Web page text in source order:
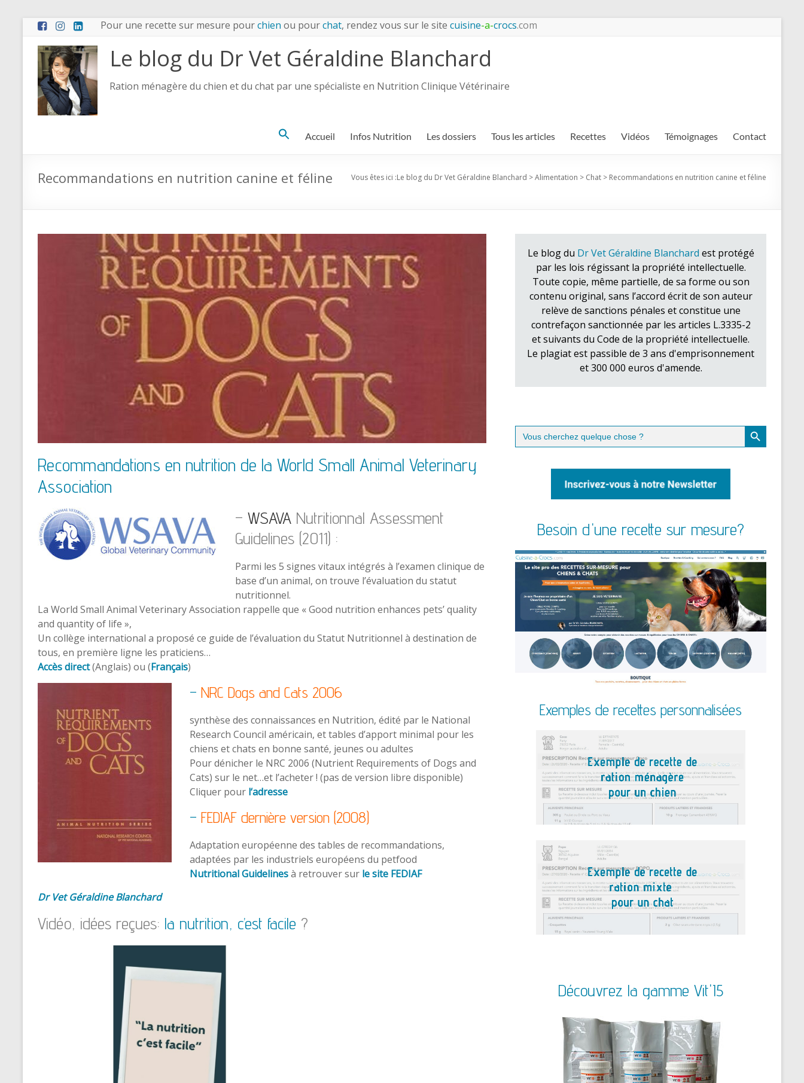
Aller
contenu
Pour une recette sur mesure pourchien ou pourchat, rendez vous sur le site cuisine-a-crocs.com
Le blog du Dr Vet Géraldine Blanchard
Ration ménagère du chien et du chat par une spécialiste en Nutrition Clinique Vétérinaire
Search Accueil Infos Nutrition Les dossiers Tous les articles Recettes Vidéos Témoignages Contact
Recommandations en nutrition canine et féline Vous êtes ici :Le blog du Dr Vet Géraldine Blanchard >Alimentation > Chat > Recommandations en nutrition canine et féline
Recommandations en nutrition de la World Small Animal Veterinary
Association
– WSAVA Nutritionnal Assessment
Guidelines (2011) :
Parmi les 5 signes vitaux intégrés à l’examen clinique de
base d’un animal, on trouve l’évaluation du statut
nutritionnel.
La World Small Animal Veterinary Association rappelle que « Good nutrition enhances pets’ quality
and quantity of life »,
Un collège international a proposé ce guide de l’évaluation du Statut Nutritionnel à destination de
tous, en première ligne les praticiens…
Accès direct(Anglais) ou (Français)
– NRC Dogs and Cats 2006
synthèse des connaissances en Nutrition, édité par le National
Research Council américain, et tables d’apport minimal pour les
chiens et chats en bonne santé, jeunes ou adultes
Pour dénicher le NRC 2006 (Nutrient Requirements of Dogs and
Cats) sur le net…et l’acheter ! (pas de version libre disponible)
Cliquer pour l‘adresse
– FEDIAF dernière version (2008)
Adaptation européenne des tables de recommandations,
adaptées par les industriels européens du petfood
Nutritional Guidelinesà retrouver sur le site FEDIAF
Dr Vet Géraldine Blanchard
Vidéo, idées reçues: la nutrition, c’est facile ?
Le blog du Dr Vet Géraldine Blanchard est protégé
par les lois régissant la propriété intellectuelle.
Toute copie, même partielle, de sa forme ou son
contenu original, sans l’accord écrit de son auteur
relève de sanctions pénales et constitue une
contrefaçon sanctionnée par les articles L.3335-2
et suivants du Code de la propriété intellectuelle.
Le plagiat est passible de 3 ans d'emprisonnement
et 300 000 euros d'amende.
Search
for:
Search Button
Besoin d'une recette sur mesure?
Exemples de recettes personnalisées
Découvrez la gamme Vit'I5